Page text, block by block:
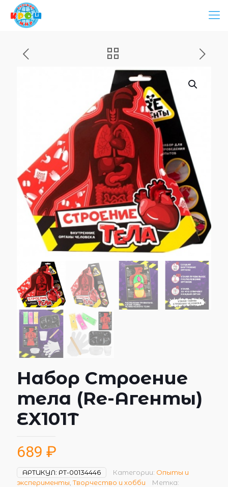
Набор Строение
тела (Re-Агенты)
EX101Т
689 ₽
АРТИКУЛ: РТ-00134446 Категории: Опыты и
эксперименты Творчество и хобби Метка: